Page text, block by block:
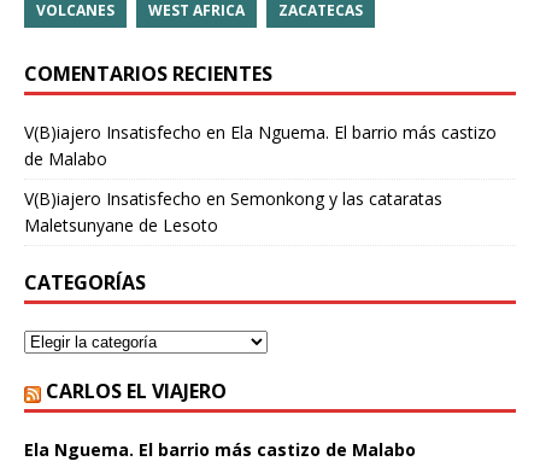
VOLCANES WEST AFRICA ZACATECAS
COMENTARIOS RECIENTES
V(B)iajero Insatisfecho en Ela Nguema. El barrio más castizo
de Malabo
V(B)iajero Insatisfecho en Semonkong y las cataratas
Maletsunyane de Lesoto
CATEGORÍAS
CARLOS EL VIAJERO
Ela Nguema. El barrio más castizo de Malabo